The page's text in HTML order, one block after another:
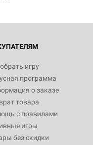
игру
программа
о заказе
товара
с правилами
игры
без скидки